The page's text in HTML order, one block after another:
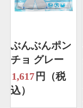
ぶんぶんポン
チョ グレー
1,617 円（税
込）